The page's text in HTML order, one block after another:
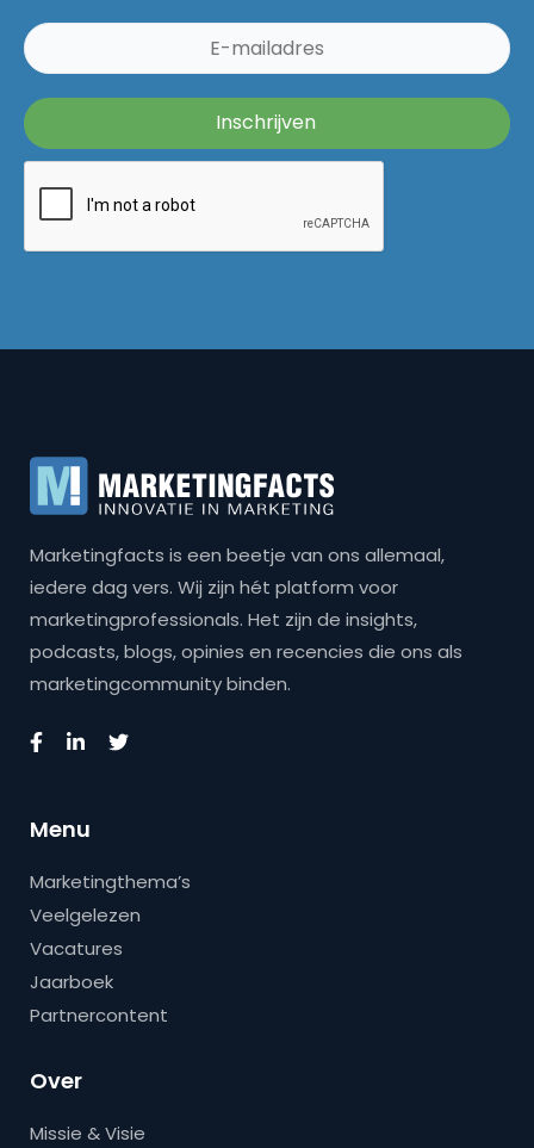
Marketingfacts is een beetje van ons allemaal,
iedere dag vers. Wij zijn hét platform voor
marketingprofessionals. Het zijn de insights,
podcasts, blogs, opinies en recencies die ons als
marketingcommunity binden.
Menu
Marketingthema’s
Veelgelezen
Vacatures
Jaarboek
Partnercontent
Over
Missie & Visie